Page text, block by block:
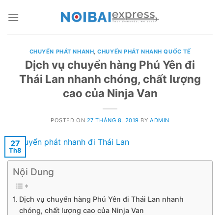
CHUYỂN PHÁT NHANH,CHUYỂN PHÁT NHANH QUỐC TẾ
Dịch vụ chuyển hàng Phú Yên đi
Thái Lan nhanh chóng, chất lượng
cao của Ninja Van
POSTED ON 27 THÁNG 8, 2019 BY ADMIN
27
Th8
Nội Dung
Dịch vụ chuyển hàng Phú Yên đi Thái Lan nhanh
chóng, chất lượng cao của Ninja Van